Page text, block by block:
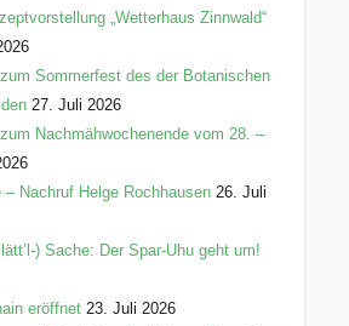
„Wetterhaus Zinnwald“
Sommerfest des der Botanischen
27. Juli 2026
Nachmähwochenende vom 28. –
– Nachruf Helge Rochhausen 26. Juli
) Sache: Der Spar-Uhu geht um!
eröffnet 23. Juli 2026